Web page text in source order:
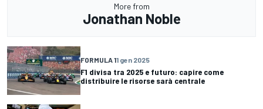
More from
Jonathan Noble
FORMULA 11 gen 2025
F1 divisa tra 2025 e futuro: capire come
distribuire le risorse sarà centrale